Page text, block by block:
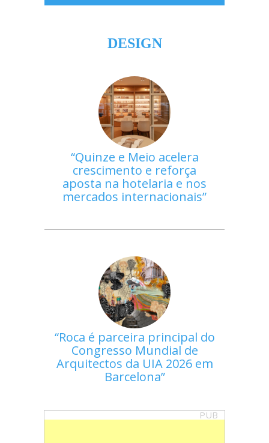
DESIGN
Quinze e Meio acelera
crescimento e reforça
aposta na hotelaria e nos
mercados internacionais
Roca é parceira principal do
Congresso Mundial de
Arquitectos da UIA 2026 em
Barcelona
PUB